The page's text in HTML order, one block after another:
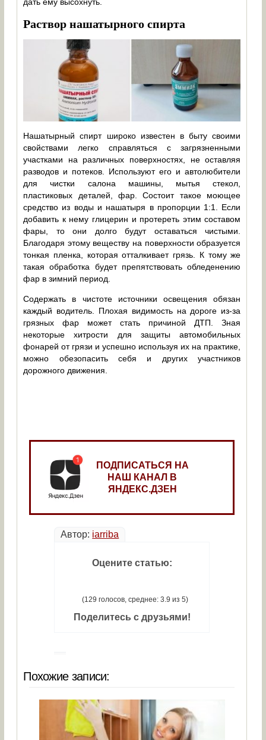
Раствор нашатырного спирта
Нашатырный спирт широко известен в быту своими
свойствами легко справляться с загрязненными
участками на различных поверхностях, не оставляя
разводов и потеков. Используют его и автолюбители
для чистки салона машины, мытья стекол,
пластиковых деталей, фар. Состоит такое моющее
средство из воды и нашатыря в пропорции 1:1. Если
добавить к нему глицерин и протереть этим составом
фары, то они долго будут оставаться чистыми.
Благодаря этому веществу на поверхности образуется
тонкая пленка, которая отталкивает грязь. К тому же
такая обработка будет препятствовать обледенению
фар в зимний период.
Содержать в чистоте источники освещения обязан
каждый водитель. Плохая видимость на дороге из-за
грязных фар может стать причиной ДТП. Зная
некоторые хитрости для защиты автомобильных
фонарей от грязи и успешно используя их на практике,
можно обезопасить себя и других участников
дорожного движения.
ПОДПИСАТЬСЯ НА
НАШ КАНАЛ В
ЯНДЕКС.ДЗЕН
Автор: iarriba
Оцените статью:
(129 голосов, среднее: 3.9 из 5)
Поделитесь с друзьями!
Похожие записи: